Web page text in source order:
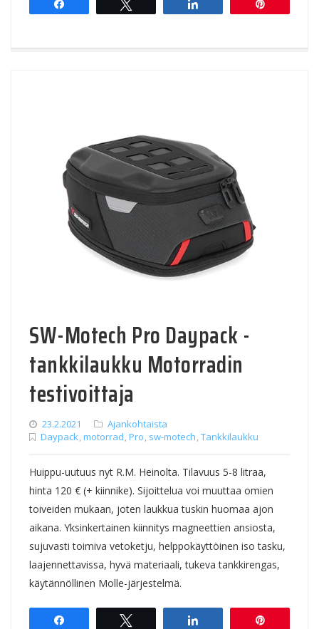
SW-Motech Pro Daypack -
tankkilaukku Motorradin
testivoittaja
23.2.2021
Ajankohtaista
Daypack,motorrad,Pro, sw-motech,Tankkilaukku
Huippu-uutuus nyt R.M. Heinolta. Tilavuus 5-8 litraa,
hinta 120 € (+ kiinnike). Sijoittelua voi muuttaa omien
toiveiden mukaan, joten laukkua tuskin huomaa ajon
aikana. Yksinkertainen kiinnitys magneettien ansiosta,
sujuvasti toimiva vetoketju, helppokäyttöinen iso tasku,
laajennettavissa, hyvä materiaali, tukeva tankkirengas,
käytännöllinen Molle-järjestelmä.